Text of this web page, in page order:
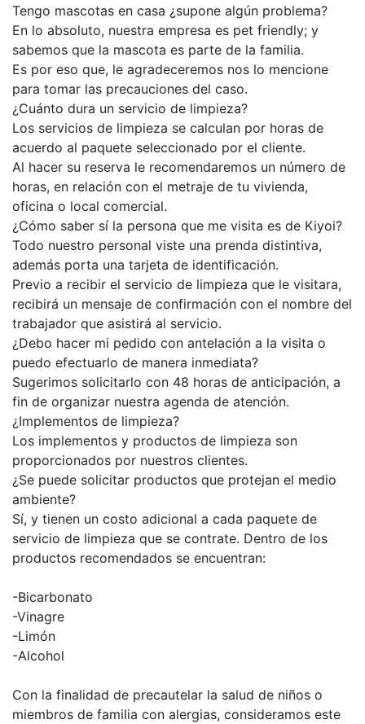
Tengo mascotas en casa ¿supone algún problema?
En lo absoluto, nuestra empresa es pet friendly; y
sabemos que la mascota es parte de la familia.
Es por eso que, le agradeceremos nos lo mencione
para tomar las precauciones del caso.
¿Cuánto dura un servicio de limpieza?
Los servicios de limpieza se calculan por horas de
acuerdo al paquete seleccionado por el cliente.
Al hacer su reserva le recomendaremos un número de
horas, en relación con el metraje de tu vivienda,
oficina o local comercial.
¿Cómo saber sí la persona que me visita es de Kiyoi?
Todo nuestro personal viste una prenda distintiva,
además porta una tarjeta de identificación.
Previo a recibir el servicio de limpieza que le visitara,
recibirá un mensaje de confirmación con el nombre del
trabajador que asistirá al servicio.
¿Debo hacer mi pedido con antelación a la visita o
puedo efectuarlo de manera inmediata?
Sugerimos solicitarlo con 48 horas de anticipación, a
fin de organizar nuestra agenda de atención.
¿Implementos de limpieza?
Los implementos y productos de limpieza son
proporcionados por nuestros clientes.
¿Se puede solicitar productos que protejan el medio
ambiente?
Sí, y tienen un costo adicional a cada paquete de
servicio de limpieza que se contrate. Dentro de los
productos recomendados se encuentran:
-Bicarbonato
-Vinagre
-Limón
-Alcohol
Con la finalidad de precautelar la salud de niños o
miembros de familia con alergias, consideramos este